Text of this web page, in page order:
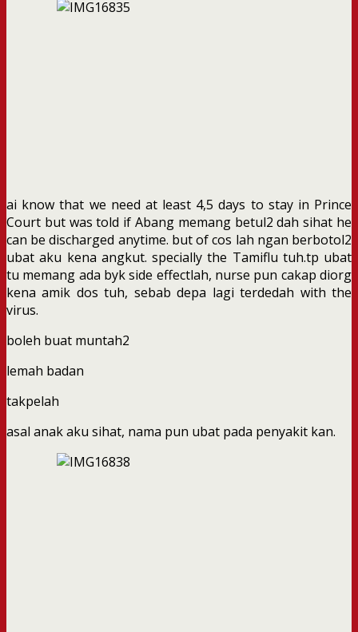
ai know that we need at least 4,5 days to stay in Prince
Court but was told if Abang memang betul2 dah sihat he
can be discharged anytime. but of cos lah ngan berbotol2
ubat aku kena angkut. specially the Tamiflu tuh.tp ubat
tu memang ada byk side effectlah, nurse pun cakap diorg
kena amik dos tuh, sebab depa lagi terdedah with the
virus.
boleh buat muntah2
lemah badan
takpelah
asal anak aku sihat, nama pun ubat pada penyakit kan.